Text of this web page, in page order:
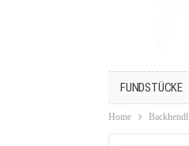
FUNDSTÜCKE
Home Backhendl